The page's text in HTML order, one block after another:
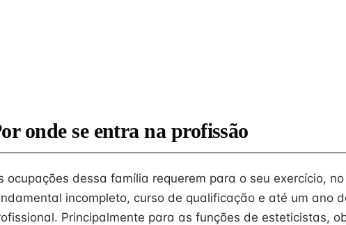
onde se entra na profissão
ocupações dessa família requerem para o seu exercício,
incompleto, curso de qualificação e até um ano
Principalmente para as funções de esteticistas,